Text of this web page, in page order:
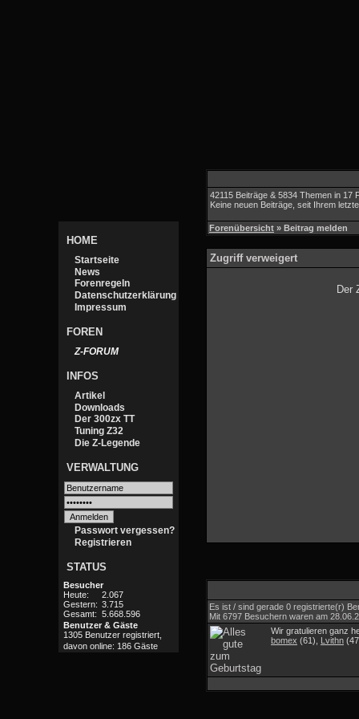
HOME
Startseite
News
Forenregeln
Datenschutzerklärung
Impressum
FOREN
Z-FORUM
INFOS
Artikel
Downloads
Der 300zx TT
Tuning Z32
Die Z-Legende
VERWALTUNG
Passwort vergessen?
Registrieren
STATUS
Besucher
Heute:
2.067
Gestern: 3.715
Gesamt: 5.668.596
Benutzer & Gäste
1305 Benutzer registriert,
davon online: 186 Gäste
42115 Beiträge & 5834 Themen in 17
Keine neuen Beiträge, seit Ihrem
Forenübersicht » Beitrag melden
Zugriff verweigert
Der
Es ist / sind gerade 0 registrierte(r)
Mit 6797 Besuchern waren am
Wir gratulieren ganz
bomex (61), Lvithn